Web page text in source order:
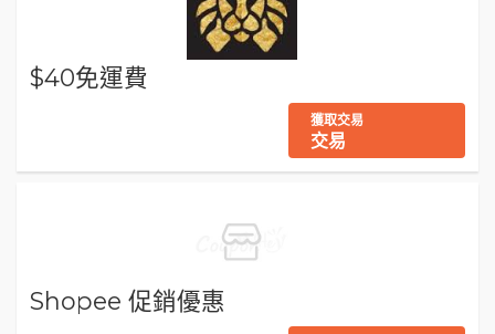
$40免運費
獲取交易
交易
Shopee 促銷優惠